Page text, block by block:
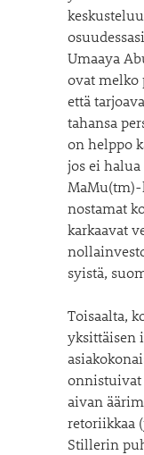
Umaaya
ovat melko
että
tahansa
on helppo
jos ei
nostamat
karkaavat
syistä,
Toisaalta,
yksittäisen
onnistuivat
aivan
retoriikkaa
Stillerin